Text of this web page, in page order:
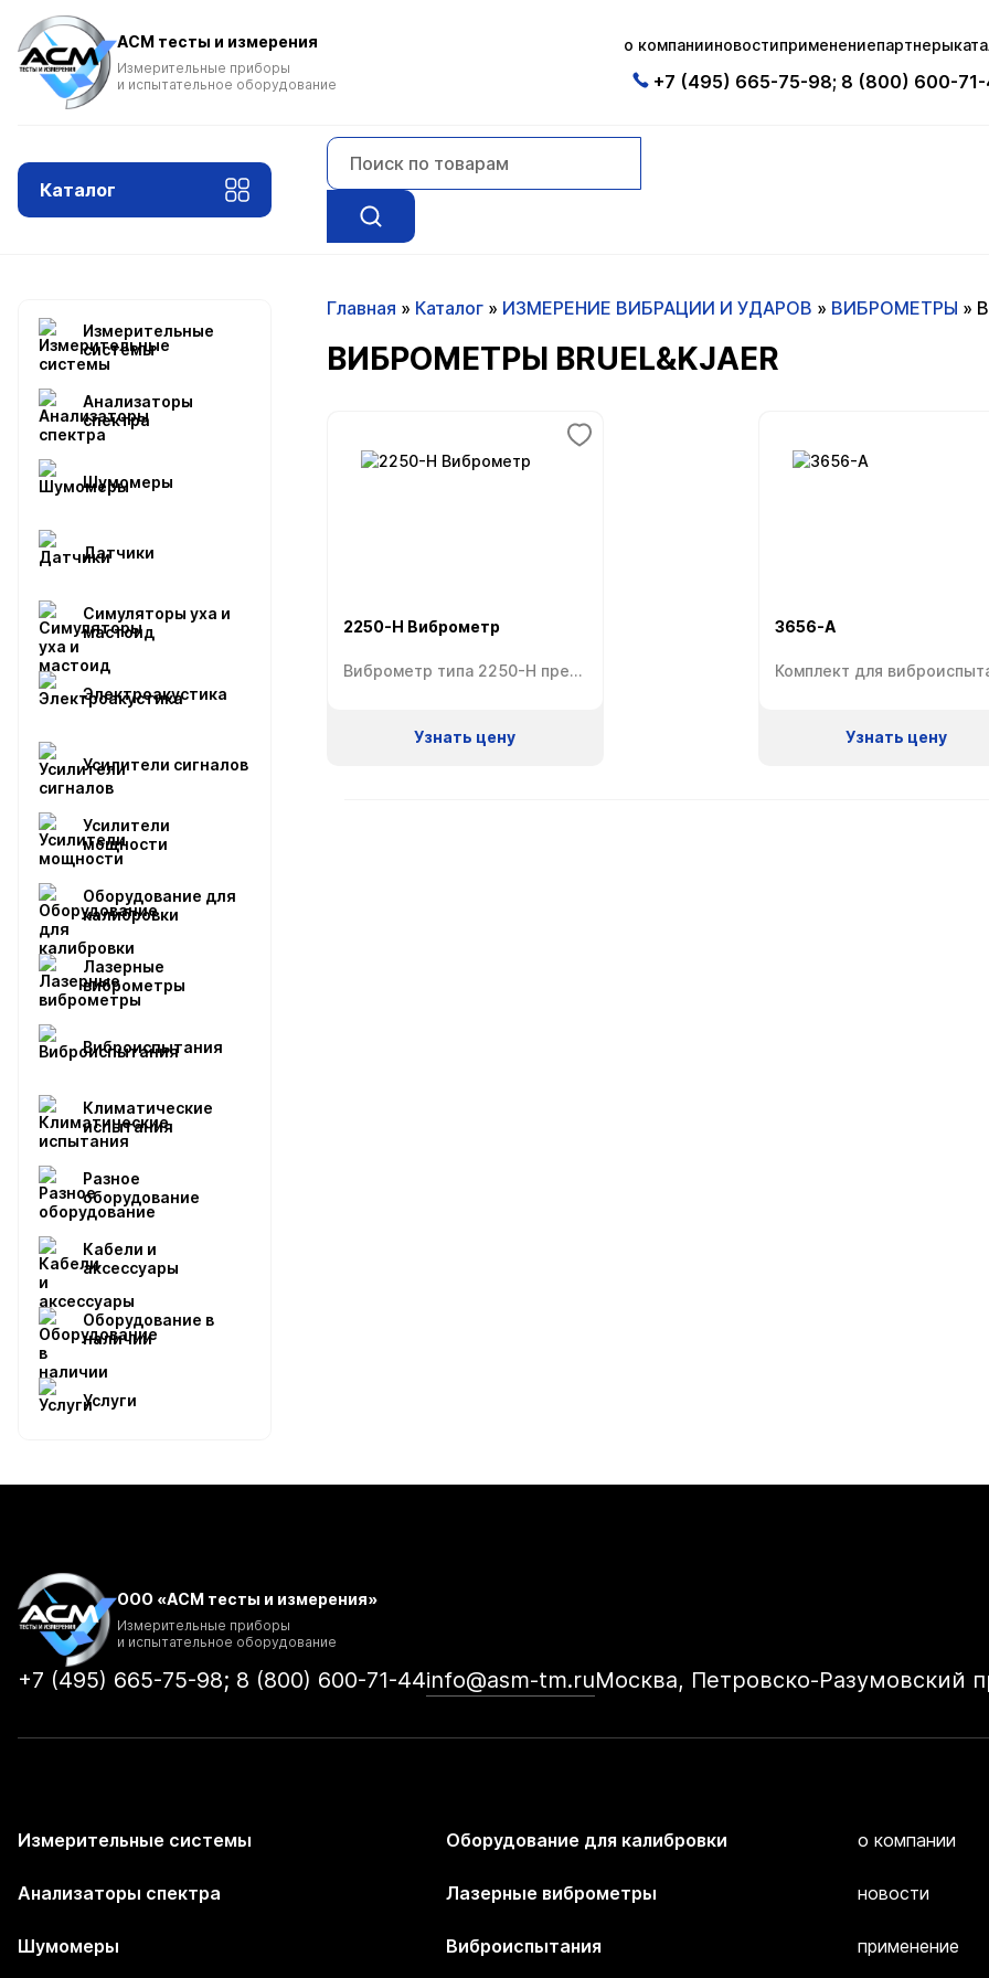
ACM тесты и измерения
Измерительные приборы
и испытательное оборудование
о компанииновостиприменениепартнеры
+7 (495) 665-75-98; 8 (800) 600-
Каталог
Измерительные
системы
Анализаторы
спектра
Шумомеры
Датчики
Симуляторы уха и
мастоид
Электроакустика
Усилители сигналов
Усилители
мощности
Оборудование для
калибровки
Лазерные
виброметры
Виброиспытания
Климатические
испытания
Разное
оборудование
Кабели и
аксессуары
Оборудование в
наличии
Услуги
Главная » Каталог » ИЗМЕРЕНИЕ ВИБРАЦИИ И УДАРОВ » ВИБРОМЕТРЫ »
ВИБРОМЕТРЫ BRUEL&KJAER
2250-H Виброметр
Виброметр типа 2250-H предназначен для измерения вибрации и включает в себя только программу БПФ-анализа, при этом в нем отсутствует программа измерения уровня звука и микрофон. Анализатор вибрации 2250-H может быть использован для выполнения различных измерений вибрации с широким набором акселерометров, применяемых в зависимости от уровня вибрации, места измерения и обстановки, в которой это измерение выполняется. […]
Узнать цену
3656-A
Узнать цену
ООО «АСМ тесты и измерения»
Измерительные приборы
и испытательное оборудование
+7 (495) 665-75-98; 8 (800) 600-71-44info@asm-tm.ruМосква, Петровско-Разумовский
Измерительные системы
Анализаторы спектра
Шумомеры
Оборудование для калибровки
Лазерные виброметры
Виброиспытания
о компании
новости
применение